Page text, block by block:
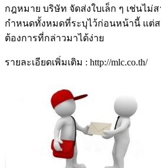
กฎหมาย บริษัท จัดส่งใบเล็ก ๆ เช่นไม่
กำหนดทั้งหมดที่ระบุไว้ก่อนหน้านี้ แต่
ต้องการที่กล่าวมาได้ง่าย
รายละเอียดเพิ่มเติม : http://mlc.co.th/